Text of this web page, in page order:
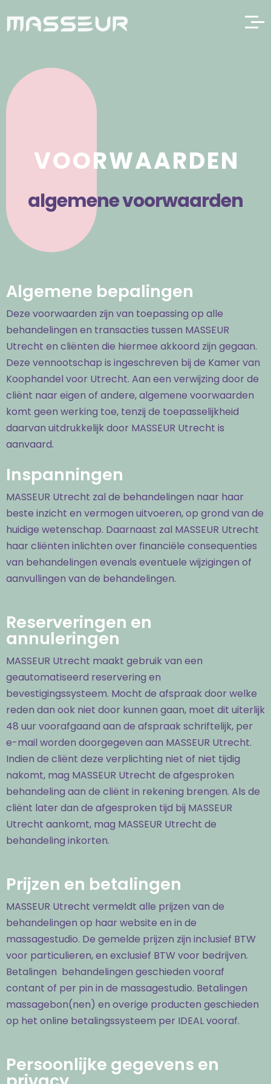
VOORWAARDEN
algemene voorwaarden
Algemene bepalingen
Deze voorwaarden zijn van toepassing op alle
behandelingen en transacties tussen MASSEUR
Utrecht en cliënten die hiermee akkoord zijn gegaan.
Deze vennootschap is ingeschreven bij de Kamer van
Koophandel voor Utrecht. Aan een verwijzing door de
cliënt naar eigen of andere, algemene voorwaarden
komt geen werking toe, tenzij de toepasselijkheid
daarvan uitdrukkelijk door MASSEUR Utrecht is
aanvaard.
Inspanningen
MASSEUR Utrecht zal de behandelingen naar haar
beste inzicht en vermogen uitvoeren, op grond van de
huidige wetenschap. Daarnaast zal MASSEUR Utrecht
haar cliënten inlichten over financiële consequenties
van behandelingen evenals eventuele wijzigingen of
aanvullingen van de behandelingen.
Reserveringen en
annuleringen
MASSEUR Utrecht maakt gebruik van een
geautomatiseerd reservering en
bevestigingssysteem. Mocht de afspraak door welke
reden dan ook niet door kunnen gaan, moet dit uiterlijk
48 uur voorafgaand aan de afspraak schriftelijk, per
e-mail worden doorgegeven aan MASSEUR Utrecht.
Indien de cliënt deze verplichting niet of niet tijdig
nakomt, mag MASSEUR Utrecht de afgesproken
behandeling aan de cliënt in rekening brengen. Als de
cliënt later dan de afgesproken tijd bij MASSEUR
Utrecht aankomt, mag MASSEUR Utrecht de
behandeling inkorten.
Prijzen en betalingen
MASSEUR Utrecht vermeldt alle prijzen van de
behandelingen op haar website en in de
massagestudio. De gemelde prijzen zijn inclusief BTW
voor particulieren, en exclusief BTW voor bedrijven.
Betalingen behandelingen geschieden vooraf
contant of per pin in de massagestudio. Betalingen
massagebon(nen) en overige producten geschieden
op het online betalingssysteem per IDEAL vooraf.
Persoonlijke gegevens en